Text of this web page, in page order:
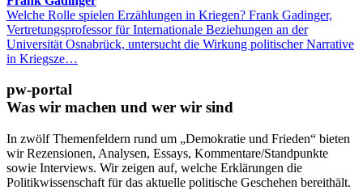
Welche Rolle spielen Erzählungen in Kriegen? Frank Gadinger,
Vertretungsprofessor für Internationale Beziehungen an der
Universität Osnabrück, untersucht die Wirkung politischer Narrative
in Kriegsze…
pw-portal
Was wir machen und wer wir sind
In zwölf Themenfeldern rund um „Demokratie und Frieden“ bieten
wir Rezensionen, Analysen, Essays, Kommentare/Standpunkte
sowie Interviews. Wir zeigen auf, welche Erklärungen die
Politikwissenschaft für das aktuelle politische Geschehen bereithält.